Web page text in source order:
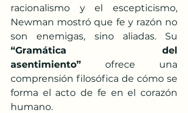
racionalismo y el escepticismo,
Newman mostró que fe y razón no
“Gramática del
asentimiento” ofrece una
comprensión filosófica de cómo se
forma el acto de fe en el corazón
humano.